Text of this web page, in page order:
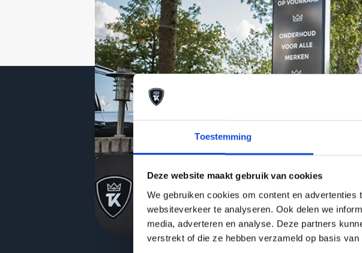
Toestemming
Deze website maakt gebruik van cookies
We gebruiken cookies om content en
websiteverkeer te analyseren. Ook delen we
media, adverteren en analyse. Deze partners
verstrekt of die ze hebben verzameld op basis